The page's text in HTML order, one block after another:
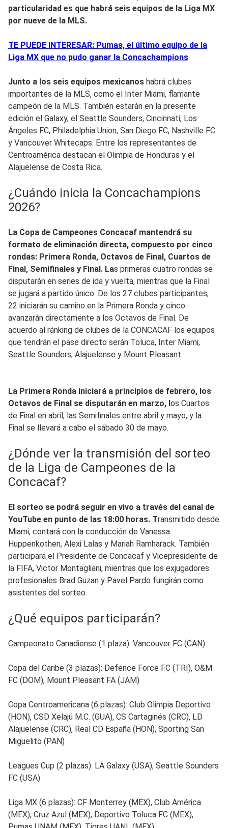
particularidad es que habrá seis equipos de la Liga MX
por nueve de la MLS.
TE PUEDE INTERESAR: Pumas, el último equipo de la
Liga MX que no pudo ganar la Concachampions
Junto a los seis equipos mexicanos habrá clubes
importantes de la MLS, como el Inter Miami, flamante
campeón de la MLS. También estarán en la presente
edición el Galaxy, el Seattle Sounders, Cincinnati, Los
Ángeles FC, Philadelphia Union, San Diego FC, Nashville FC
y Vancouver Whitecaps. Entre los representantes de
Centroamérica destacan el Olimpia de Honduras y el
Alajuelense de Costa Rica.
¿Cuándo inicia la Concachampions
2026?
La Copa de Campeones Concacaf mantendrá su
formato de eliminación directa, compuesto por cinco
rondas: Primera Ronda, Octavos de Final, Cuartos de
Final, Semifinales y Final. Las primeras cuatro rondas se
disputarán en series de ida y vuelta, mientras que la Final
se jugará a partido único. De los 27 clubes participantes,
22 iniciarán su camino en la Primera Ronda y cinco
avanzarán directamente a los Octavos de Final. De
acuerdo al ránking de clubes de la CONCACAF los equipos
que tendrán el pase directo serán Toluca, Inter Miami,
Seattle Sounders, Alajuelense y Mount Pleasant
La Primera Ronda iniciará a principios de febrero, los
Octavos de Final se disputarán en marzo, los Cuartos
de Final en abril, las Semifinales entre abril y mayo, y la
Final se llevará a cabo el sábado 30 de mayo.
¿Dónde ver la transmisión del sorteo
de la Liga de Campeones de la
Concacaf?
El sorteo se podrá seguir en vivo a través del canal de
YouTube en punto de las 18:00 horas. Transmitido desde
Miami, contará con la conducción de Vanessa
Huppenkothen, Alexi Lalas y Mariah Ramharack. También
participará el Presidente de Concacaf y Vicepresidente de
la FIFA, Victor Montagliani, mientras que los exjugadores
profesionales Brad Guzan y Pavel Pardo fungirán como
asistentes del sorteo.
¿Qué equipos participarán?
Campeonato Canadiense (1 plaza): Vancouver FC (CAN)
Copa del Caribe (3 plazas): Defence Force FC (TRI), O&M
FC (DOM), Mount Pleasant FA (JAM)
Copa Centroamericana (6 plazas): Club Olimpia Deportivo
(HON), CSD Xelajú M.C. (GUA), CS Cartaginés (CRC), LD
Alajuelense (CRC), Real CD España (HON), Sporting San
Miguelito (PAN)
Leagues Cup (2 plazas): LA Galaxy (USA), Seattle Sounders
FC (USA)
Liga MX (6 plazas): CF Monterrey (MEX), Club América
(MEX), Cruz Azul (MEX), Deportivo Toluca FC (MEX),